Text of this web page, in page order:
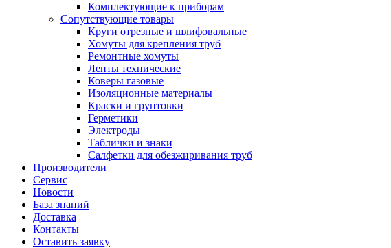
Комплектующие к приборам
Сопутствующие товары
Круги отрезные и шлифовальные
Хомуты для крепления труб
Ремонтные хомуты
Ленты технические
Коверы газовые
Изоляционные материалы
Краски и грунтовки
Герметики
Электроды
Таблички и знаки
Салфетки для обезжиривания труб
Производители
Сервис
Новости
База знаний
Доставка
Контакты
Оставить заявку